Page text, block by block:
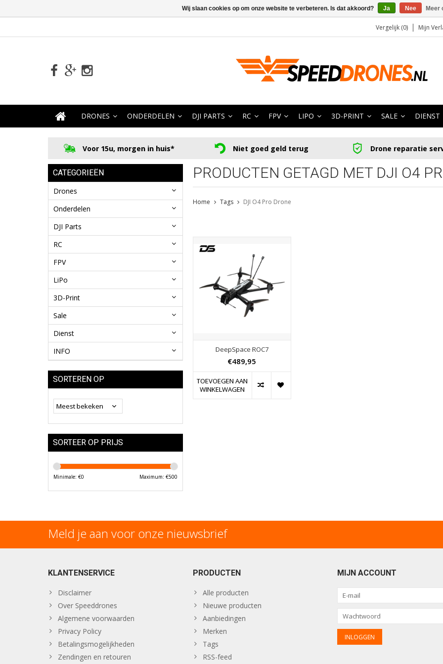
Vergelijk (0) Mijn
DRONES ONDERDELEN DJI PARTS RC FPV LIPO 3D-PRINT SALE DIENST
Voor 15u, morgen in huis* Niet goed geld terug Drone reparatie
CATEGORIEËN
Drones
Onderdelen
DJI Parts
RC
FPV
LiPo
3D-Print
Sale
Dienst
INFO
SORTEREN OP
SORTEER OP PRIJS
Minimale: €0 Maximum: €500
PRODUCTEN GETAGD MET DJI O4
Home Tags DJI O4 Pro Drone
DeepSpace ROC7
€489,95
TOEVOEGEN AAN
WINKELWAGEN
Meld je aan voor onze nieuwsbrief
KLANTENSERVICE
Disclaimer
Over Speeddrones
Algemene voorwaarden
Privacy Policy
Betalingsmogelijkheden
Zendingen en retouren
PRODUCTEN
Alle producten
Nieuwe producten
Aanbiedingen
Merken
Tags
RSS-feed
MIJN ACCOUNT
Wij slaan cookies op om onze website te verbeteren. Is dat akkoord? Ja Nee Meer